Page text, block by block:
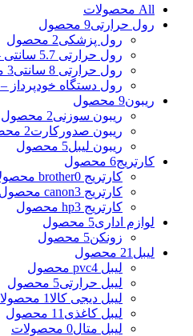
All محصولات
رول حرارتی9 محصول
رول پزشکی2 محصول
رول حرارتی 5.7 سانتی – پوز
رول حرارتی 8 سانتی
3 محصول
رول دستگاه خودپرداز – ATM
ریبون9 محصول
ریبون سوزنی2 محصول
ریبون صدورکارت2 محصول
ریبون لیبل5 محصول
کارتریج6 محصول
کارتریج brother 0 محصولات
کارتریج canon 3 محصول
کارتریج hp 3 محصول
لوازم اداری5 محصول
زونکن5 محصول
لیبل 21 محصول
لیبل pvc 4 محصول
لیبل حرارتی5 محصول
لیبل دیجی کالا1 محصولات
لیبل کاغذی 11 محصول
لیبل متال0 محصولات